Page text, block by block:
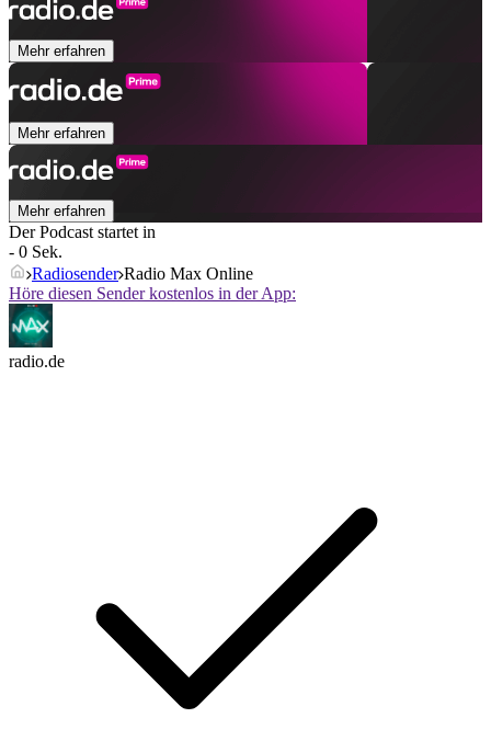
Mehr erfahren
Mehr erfahren
Mehr erfahren
Der Podcast startet in
- 0 Sek.
Radiosender Radio Max Online
Höre diesen Sender kostenlos in der App:
radio.de